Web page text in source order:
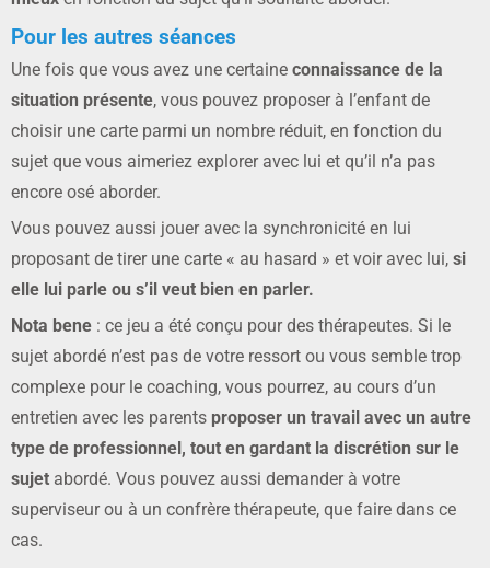
Pour les autres séances
Une fois que vous avez une certaine connaissance de la
situation présente, vous pouvez proposer à l’enfant de
choisir une carte parmi un nombre réduit, en fonction du
sujet que vous aimeriez explorer avec lui et qu’il n’a pas
encore osé aborder.
Vous pouvez aussi jouer avec la synchronicité en lui
proposant de tirer une carte « au hasard » et voir avec lui, si
elle lui parle ou s’il veut bien en parler.
Nota bene : ce jeu a été conçu pour des thérapeutes. Si le
sujet abordé n’est pas de votre ressort ou vous semble trop
complexe pour le coaching, vous pourrez, au cours d’un
entretien avec les parents proposer un travail avec un autre
type de professionnel, tout en gardant la discrétion sur le
sujet abordé. Vous pouvez aussi demander à votre
superviseur ou à un confrère thérapeute, que faire dans ce
cas.